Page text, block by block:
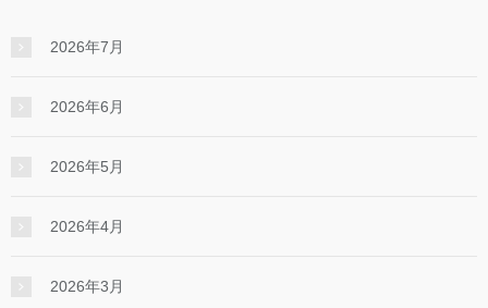
2026年7月
2026年6月
2026年5月
2026年4月
2026年3月